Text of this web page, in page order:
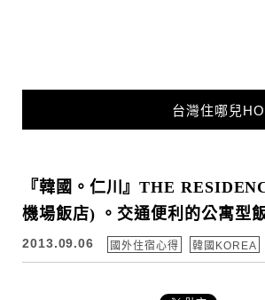
台灣住哪兒
『韓國。仁川』THE
機場飯店) 。交通便利的公寓型
2013.09.06 國外住宿心得 韓國KOREA